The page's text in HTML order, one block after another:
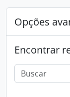
Opções
Encontrar